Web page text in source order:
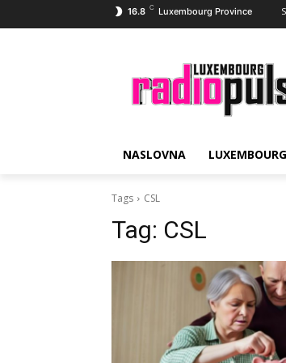
16.8 C Luxembourg Province
NASLOVNA LUXEMBOURG
Tags CSL
Tag: CSL